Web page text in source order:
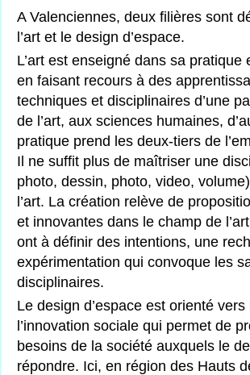
A Valenciennes, deux filières sont
l’art et le design d’espace.
L’art est enseigné dans sa pratique
en faisant recours à des
techniques et disciplinaires d’une
de l’art, aux sciences humaines,
pratique prend les deux-tiers de
Il ne suffit plus de maîtriser une
photo, dessin, photo, video,
l’art. La création relève de
et innovantes dans le champ de
ont à définir des intentions, une
expérimentation qui convoque les
disciplinaires.
Le design d’espace est orienté
l’innovation sociale qui permet de
besoins de la société auxquels le
répondre. Ici, en région des Hauts